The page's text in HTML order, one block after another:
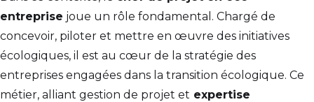
entreprise joue un rôle fondamental. Chargé de
concevoir, piloter et mettre en œuvre des initiatives
écologiques, il est au cœur de la stratégie des
entreprises engagées dans la transition écologique. Ce
métier, alliant gestion de projet et expertise